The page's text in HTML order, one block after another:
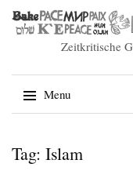
Zeitkritische
Menu
to
content
Tag: Islam